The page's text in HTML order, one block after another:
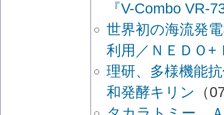
『V-Combo VR-
世界初の海流発
利用／ＮＥＤＯ+
理研、多様機能
和発酵キリン （